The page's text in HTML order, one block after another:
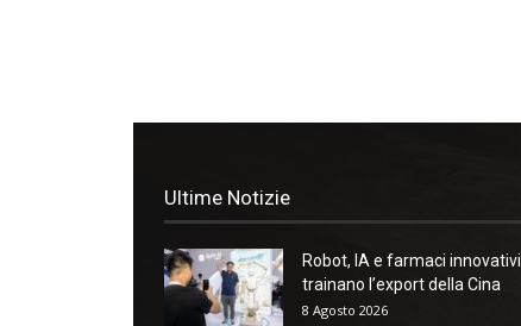
Ultime Notizie
Robot, IA e farmaci innovativi
trainano l’export della Cina
8 Agosto 2026